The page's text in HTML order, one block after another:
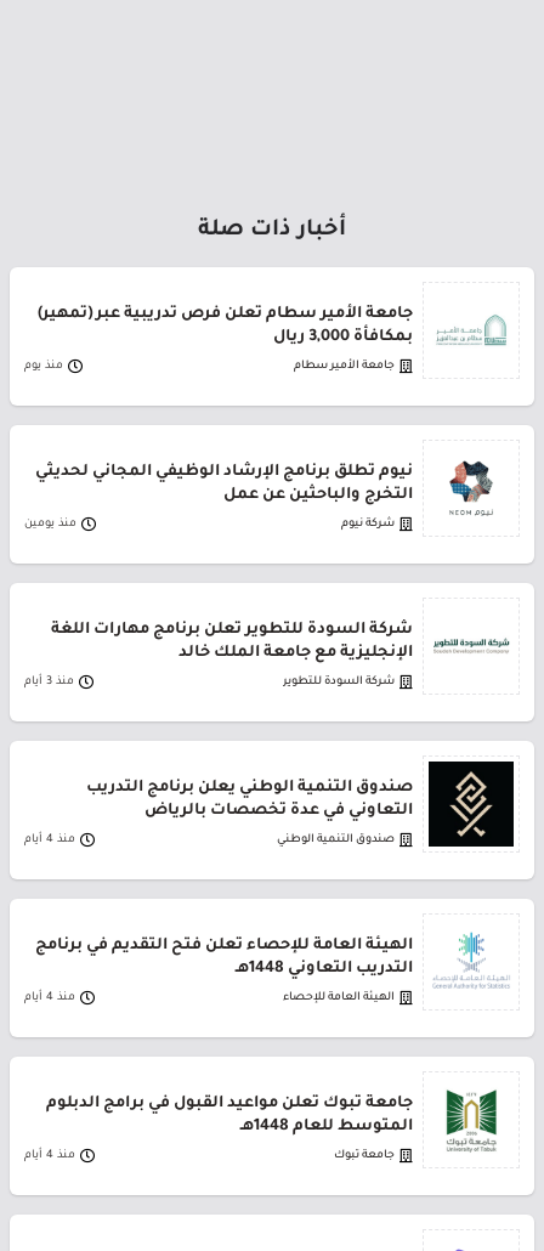
أخبار ذات صلة
جامعة الأمير سطام تعلن فرص تدريبية عبر (تمهير)
بمكافأة 3,000 ريال
جامعة الأمير سطام منذ يوم
نيوم تطلق برنامج الإرشاد الوظيفي المجاني لحديثي
التخرج والباحثين عن عمل
شركة نيوم منذ يومين
شركة السودة للتطوير تعلن برنامج مهارات اللغة
الإنجليزية مع جامعة الملك خالد
شركة السودة للتطوير منذ 3 أيام
صندوق التنمية الوطني يعلن برنامج التدريب
التعاوني في عدة تخصصات بالرياض
صندوق التنمية الوطني منذ 4 أيام
الهيئة العامة للإحصاء تعلن فتح التقديم في برنامج
التدريب التعاوني 1448هـ
الهيئة العامة للإحصاء منذ 4 أيام
جامعة تبوك تعلن مواعيد القبول في برامج الدبلوم
المتوسط للعام 1448هـ
جامعة تبوك منذ 4 أيام